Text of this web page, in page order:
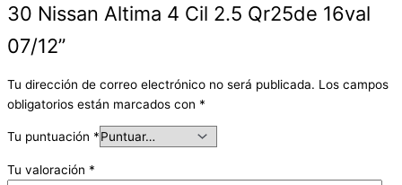
30 Nissan Altima 4 Cil 2.5 Qr25de 16val
07/12”
Tu dirección de correo electrónico no será publicada. Los campos
obligatorios están marcados con *
Tu puntuación *
Tu valoración *